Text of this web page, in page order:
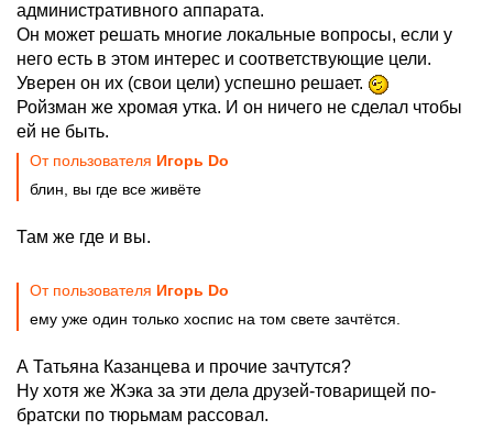
административного аппарата.
Он может решать многие локальные вопросы, если у
него есть в этом интерес и соответствующие цели.
Уверен он их (свои цели) успешно решает.
Ройзман же хромая утка. И он ничего не сделал чтобы
ей не быть.
От пользователя Игорь Do
блин, вы где все живёте
Там же где и вы.
От пользователя Игорь Do
ему уже один только хоспис на том свете зачтётся.
А Татьяна Казанцева и прочие зачтутся?
Ну хотя же Жэка за эти дела друзей-товарищей по-
братски по тюрьмам рассовал.